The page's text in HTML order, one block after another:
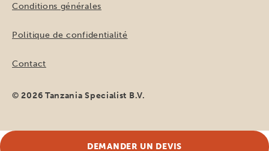
Conditions générales
Politique de confidentialité
Contact
© 2026 Tanzania Specialist B.V.
DEMANDER UN DEVIS